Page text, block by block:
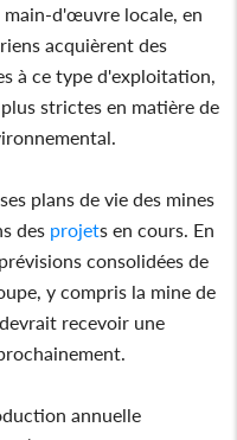
d'œuvre locale, en
acquièrent des
à ce type d'exploitation,
strictes en matière de
plans de vie des mines
des projets en cours. En
consolidées de
y compris la mine de
recevoir une
annuelle